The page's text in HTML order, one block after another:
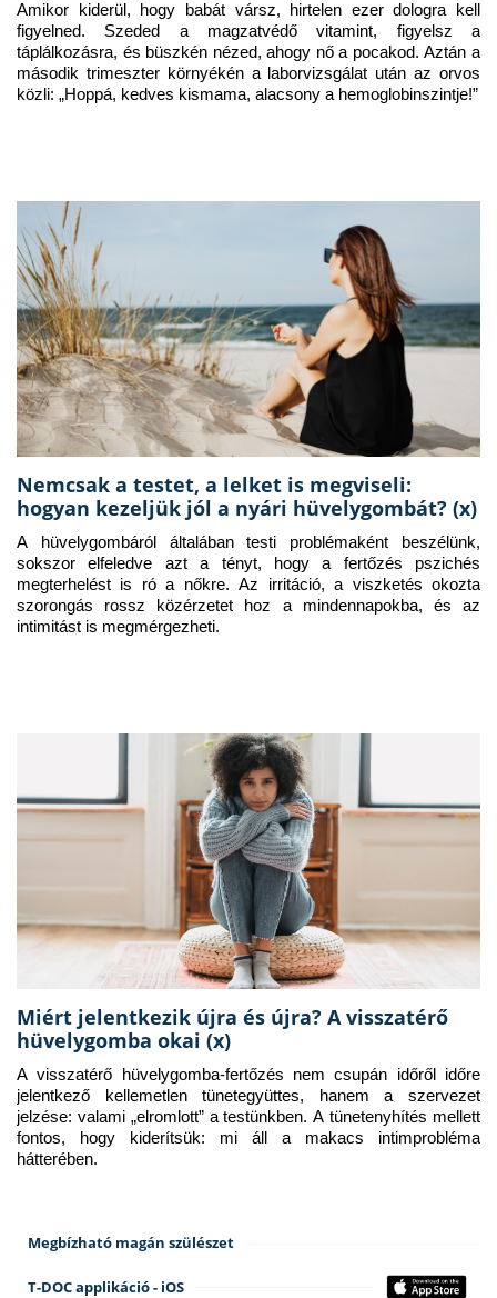
Amikor kiderül, hogy babát vársz, hirtelen ezer dologra kell
figyelned. Szeded a magzatvédő vitamint, figyelsz a
táplálkozásra, és büszkén nézed, ahogy nő a pocakod. Aztán a
második trimeszter környékén a laborvizsgálat után az orvos
közli: „Hoppá, kedves kismama, alacsony a hemoglobinszintje!”
Nemcsak a testet, a lelket is megviseli:
hogyan kezeljük jól a nyári hüvelygombát? (x)
A hüvelygombáról általában testi problémaként beszélünk,
sokszor elfeledve azt a tényt, hogy a fertőzés pszichés
megterhelést is ró a nőkre. Az irritáció, a viszketés okozta
szorongás rossz közérzetet hoz a mindennapokba, és az
intimitást is megmérgezheti.
Miért jelentkezik újra és újra? A visszatérő
hüvelygomba okai (x)
A visszatérő hüvelygomba-fertőzés nem csupán időről időre
jelentkező kellemetlen tünetegyüttes, hanem a szervezet
jelzése: valami „elromlott” a testünkben. A tünetenyhítés mellett
fontos, hogy kiderítsük: mi áll a makacs intimprobléma
hátterében.
Megbízható magán szülészet
T-DOC applikáció - iOS